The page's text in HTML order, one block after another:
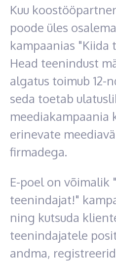
Kuu
poode üles
kampaanias "Kiida
Head teenindust
algatus toimub 12-
seda toetab
meediakampaania
erinevate
firmadega.
E-poel on võimalik
teenindajat!"
ning kutsuda
teenindajatele
andma,